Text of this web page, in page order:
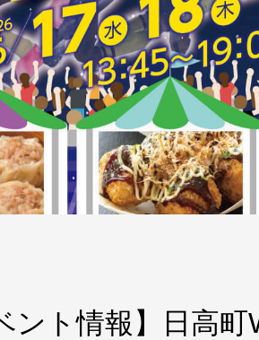
ント情報】日高